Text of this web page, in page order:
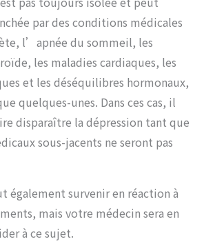
par des conditions médicales
l’apnée du sommeil, les
les maladies cardiaques, les
et les déséquilibres hormonaux,
quelques-unes. Dans ces cas, il
disparaître la dépression tant que
sous-jacents ne seront pas
également survenir en réaction à
mais votre médecin sera en
à ce sujet.